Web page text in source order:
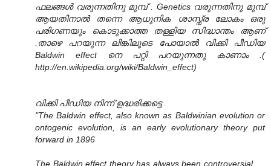
ഫലങ്ങള്‍ വരുന്നതിനു മുമ്പ് . Genetics വരുന്നതിനു മുമ്പ്
ആയതിനാല്‍ തന്നെ ആധുനിക ശാസ്ത്ര ലോകം ഒരു
പരിഗണയും കൊടുക്കാത്ത തള്ളിയ സിദ്ധാന്തം ആണ്
.താഴെ പറയുന്ന ലിങ്കിലൂടെ പോയാല്‍ വിക്കി പീഡിയ
Baldwin effect നെ പറ്റി പറയുന്നതു കാണാം .(
http://en.wikipedia.org/wiki/Baldwin_effect)
വിക്കി പീഡിയ നിന്ന് ഉദ്ധരിക്കട്ടെ .
"The Baldwin effect, also known as Baldwinian evolution or
ontogenic evolution, is an early evolutionary theory put
forward in 1896
The Baldwin effect theory has always been controversial ....